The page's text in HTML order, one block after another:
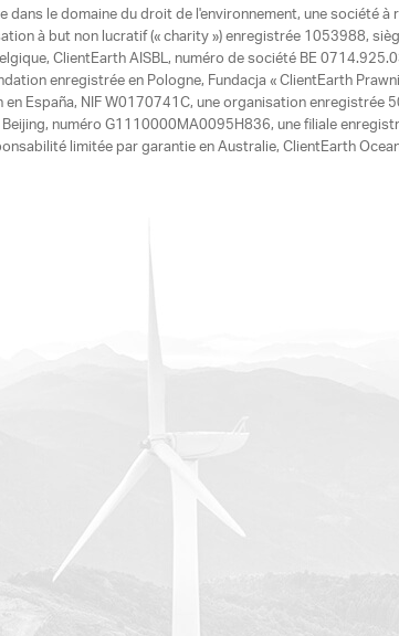
le domaine du droit de l'environnement, une société
à but non lucratif (« charity ») enregistrée 1053988,
ClientEarth AISBL, numéro de société BE
enregistrée en Pologne, Fundacja « ClientEarth
España, NIF W0170741C, une organisation enregistrée
numéro G1110000MA0095H836, une filiale
limitée par garantie en Australie, ClientEarth